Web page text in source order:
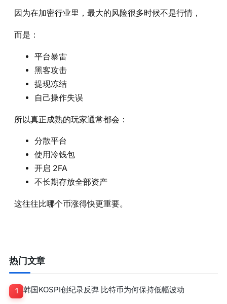
因为在加密行业里，最大的风险很多时候不是行情，
而是：
平台暴雷
黑客攻击
提现冻结
自己操作失误
所以真正成熟的玩家通常都会：
分散平台
使用冷钱包
开启 2FA
不长期存放全部资产
这往往比哪个币涨得快更重要。
热门文章
1 韩国KOSPI创纪录反弹 比特币为何保持低幅波动